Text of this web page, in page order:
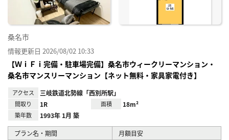
桑名市
情報更新日 2026/08/02 10:33
【ＷｉＦｉ完備・駐車場完備】桑名市ウィークリーマンション・
桑名市マンスリーマンション【ネット無料・家具家電付き】
アクセス 三岐鉄道北勢線「西別所駅」
間取り 1R 面積 18m²
築年数 1993年 1月 築
プラン名・期間 月額目安